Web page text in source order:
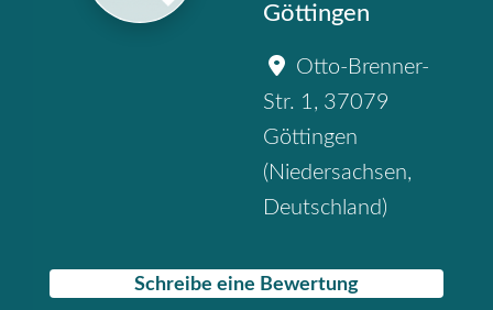
Göttingen
Otto-Brenner-
Str. 1, 37079
Göttingen
( Niedersachsen,
Deutschland)
Schreibe eine Bewertung